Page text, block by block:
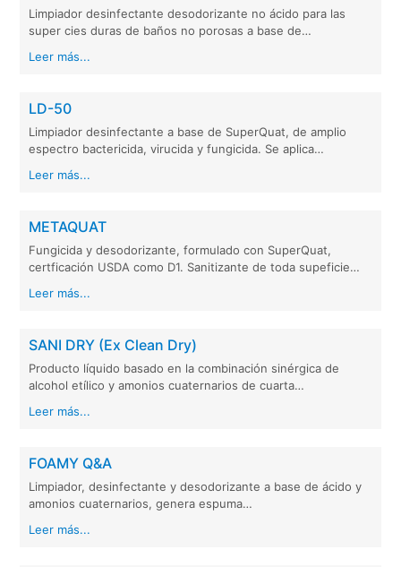
Limpiador desinfectante desodorizante no ácido para las
super cies duras de baños no porosas a base de…
Leer más...
LD-50
Limpiador desinfectante a base de SuperQuat, de amplio
espectro bactericida, virucida y fungicida. Se aplica…
Leer más...
METAQUAT
Fungicida y desodorizante, formulado con SuperQuat,
certficación USDA como D1. Sanitizante de toda supeficie…
Leer más...
SANI DRY (Ex Clean Dry)
Producto líquido basado en la combinación sinérgica de
alcohol etílico y amonios cuaternarios de cuarta…
Leer más...
FOAMY Q&A
Limpiador, desinfectante y desodorizante a base de ácido y
amonios cuaternarios, genera espuma…
Leer más...